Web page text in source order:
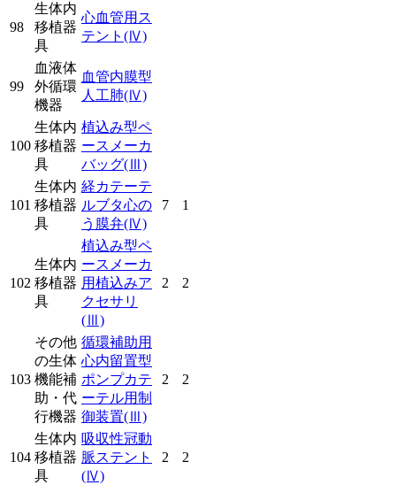
98
生体内
移植器
具
心血管用ス
テント (Ⅳ)
99
血液体
外循環
機器
血管内膜型
人工肺(Ⅳ)
100
生体内
移植器
具
植込み型ペ
ースメーカ
バッグ(Ⅲ)
101
生体内
移植器
具
経カテーテ
ルブタ心の
う膜弁(Ⅳ)
7 1
102
生体内
移植器
具
植込み型ペ
ースメーカ
用植込みア
クセサリ
(Ⅲ)
2 2
103
その他
の生体
機能補
助・代
行機器
循環補助用
心内留置型
ポンプカテ
ーテル用制
御装置(Ⅲ)
2 2
104
生体内
移植器
具
吸収性冠動
脈ステント
(Ⅳ)
2 2